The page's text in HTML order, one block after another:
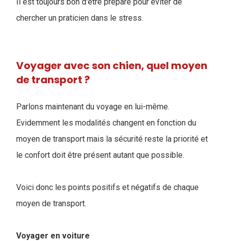
chercher un praticien dans le stress.
Voyager avec son chien, quel moyen
de transport ?
Parlons maintenant du voyage en lui-même.
Evidemment les modalités changent en fonction du
moyen de transport mais la sécurité reste la priorité et
le confort doit être présent autant que possible.
Voici donc les points positifs et négatifs de chaque
moyen de transport.
Voyager en voiture